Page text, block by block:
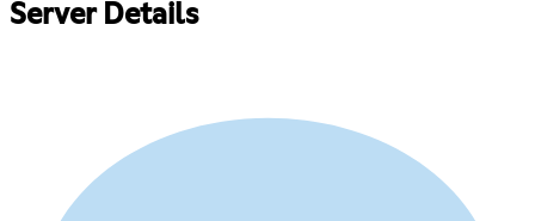
Server Details